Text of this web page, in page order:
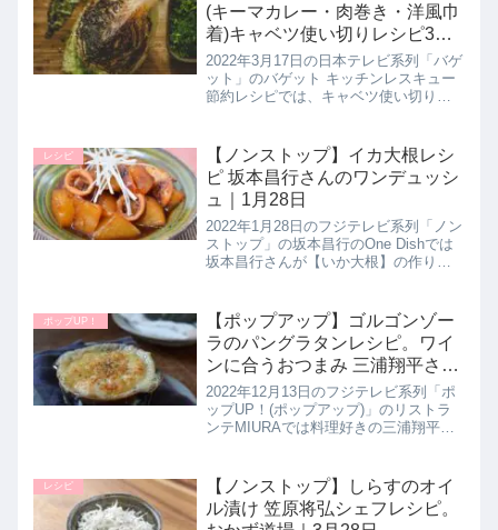
(キーマカレー・肉巻き・洋風巾
着)キャベツ使い切りレシピ3品
まとめ｜3月17日
2022年3月17日の日本テレビ系列「バゲ
ット」のバゲット キッチンレスキュー
節約レシピでは、キャベツ使い切り節
します。>>バゲット記事一覧はこちら
春キャベツ使い切り節約レ...
レシピ
【ノンストップ】イカ大根レシ
ピ 坂本昌行さんのワンデュッシ
ュ｜1月28日
2022年1月28日のフジテレビ系列「ノン
ストップ」の坂本昌行のOne Dishでは
坂本昌行さんが【いか大根】の作り方
ンジした１品で、大根にイカの旨味を
閉じ込めた冬にピッタリ...
ポップUP！
【ポップアップ】ゴルゴンゾー
ラのパングラタンレシピ。ワイ
ンに合うおつまみ 三浦翔平さん
が挑戦。リストランテMIURA｜
12月13日
2022年12月13日のフジテレビ系列「ポ
ップUP！(ポップアップ)」のリストラ
ンテMIURAでは料理好きの三浦翔平さ
フにワインに合うおつまみ【ゴルゴン
ゾーラのパングラタン...
レシピ
【ノンストップ】しらすのオイ
ル漬け 笠原将弘シェフレシピ。